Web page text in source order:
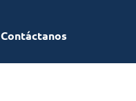
Contáctanos